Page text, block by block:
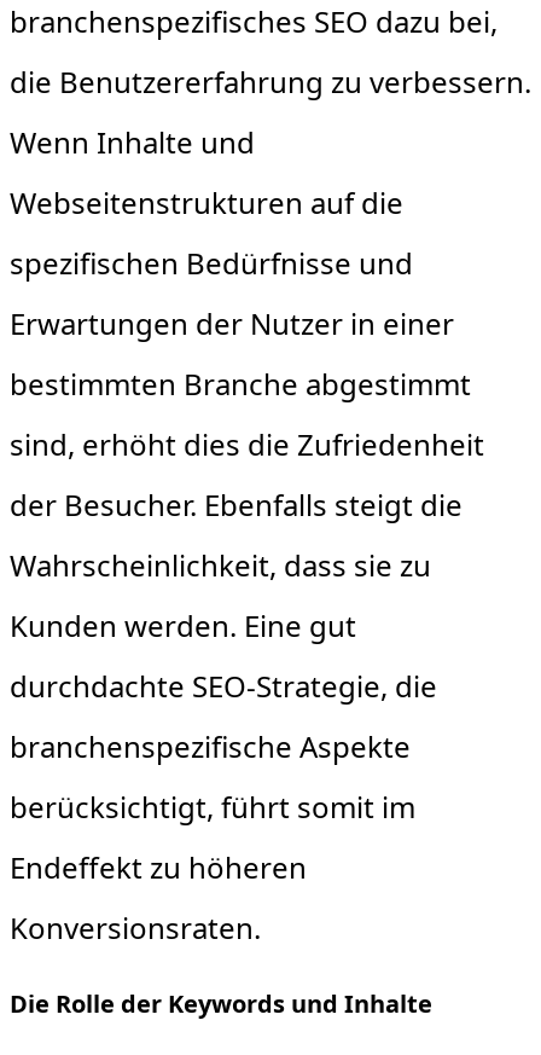
branchenspezifisches SEO dazu bei,
die Benutzererfahrung zu verbessern.
Wenn Inhalte und
Webseitenstrukturen auf die
spezifischen Bedürfnisse und
Erwartungen der Nutzer in einer
bestimmten Branche abgestimmt
sind, erhöht dies die Zufriedenheit
der Besucher. Ebenfalls steigt die
Wahrscheinlichkeit, dass sie zu
Kunden werden. Eine gut
durchdachte SEO-Strategie, die
branchenspezifische Aspekte
berücksichtigt, führt somit im
Endeffekt zu höheren
Konversionsraten.
Die Rolle der Keywords und Inhalte